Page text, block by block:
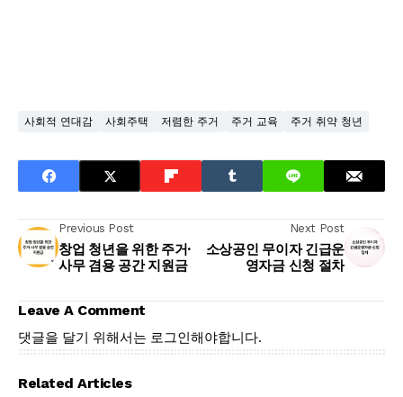
사회적 연대감 사회주택 저렴한 주거 주거 교육 주거 취약 청년
Previous Post
창업 청년을 위한 주거·
사무 겸용 공간 지원금
Next Post
소상공인 무이자 긴급운
영자금 신청 절차
Leave A Comment
댓글을 달기 위해서는 로그인해야합니다.
Related Articles